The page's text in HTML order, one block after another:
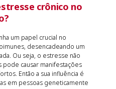
crônico no
um papel crucial no
desencadeando um
Ou seja, o estresse não
pode causar manifestações
Então a sua influência é
em pessoas geneticamente